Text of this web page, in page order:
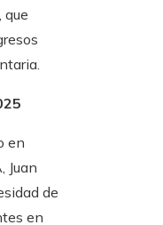
que
en
Juan
de
en